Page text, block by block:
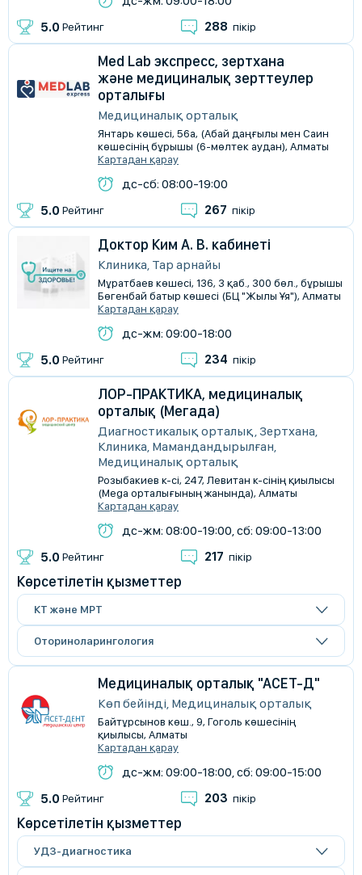
5.0 Рейтинг 288 пікір
Med Lab экспресс, зертхана
және медициналық зерттеулер
орталығы
Медициналық орталық
Янтарь көшесі, 56а, (Абай даңғылы мен Саин
көшесінің бұрышы (6-мөлтек аудан), Алматы
Картадан қарау
дс-сб: 08:00-19:00
5.0 Рейтинг 267 пікір
Доктор Ким А. В. кабинеті
Клиника, Тар арнайы
Мұратбаев көшесі, 136, 3 қаб., 300 бөл., бұрышы
Бөгенбай батыр көшесі (БЦ "Жылы Ұя"), Алматы
Картадан қарау
дс-жм: 09:00-18:00
5.0 Рейтинг 234 пікір
ЛОР-ПРАКТИКА, медициналық
орталық (Мегада)
Диагностикалық орталық, Зертхана,
Клиника, Мамандандырылған,
Медициналық орталық
Розыбакиев к-сі, 247, Левитан к-сінің қиылысы
(Mega орталығының жанында), Алматы
Картадан қарау
дс-жм: 08:00-19:00, сб: 09:00-13:00
5.0 Рейтинг 217 пікір
Көрсетілетін қызметтер
КТ және МРТ
Оториноларингология
Медициналық орталық "АСЕТ-Д"
Көп бейінді, Медициналық орталық
Байтұрсынов көш., 9, Гоголь көшесінің
қиылысы, Алматы
Картадан қарау
дс-жм: 09:00-18:00, сб: 09:00-15:00
5.0 Рейтинг 203 пікір
Көрсетілетін қызметтер
УДЗ-диагностика